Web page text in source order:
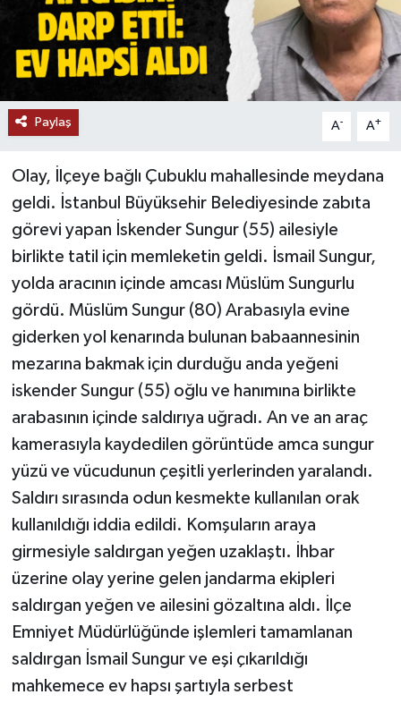
Paylaş A- A+
Olay, İlçeye bağlı Çubuklu mahallesinde meydana
geldi. İstanbul Büyüksehir Belediyesinde zabıta
görevi yapan İskender Sungur (55) ailesiyle
birlikte tatil için memleketin geldi. İsmail Sungur,
yolda aracının içinde amcası Müslüm Sungurlu
gördü. Müslüm Sungur (80) Arabasıyla evine
giderken yol kenarında bulunan babaannesinin
mezarına bakmak için durduğu anda yeğeni
iskender Sungur (55) oğlu ve hanımına birlikte
arabasının içinde saldırıya uğradı. An ve an araç
kamerasıyla kaydedilen görüntüde amca sungur
yüzü ve vücudunun çeşitli yerlerinden yaralandı.
Saldırı sırasında odun kesmekte kullanılan orak
kullanıldığı iddia edildi. Komşuların araya
girmesiyle saldırgan yeğen uzaklaştı. İhbar
üzerine olay yerine gelen jandarma ekipleri
saldırgan yeğen ve ailesini gözaltına aldı. İlçe
Emniyet Müdürlüğünde işlemleri tamamlanan
saldırgan İsmail Sungur ve eşi çıkarıldığı
mahkemece ev hapsı şartıyla serbest